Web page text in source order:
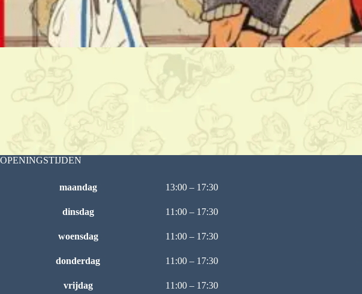
OPENINGSTIJDEN
maandag 13:00 – 17:30
dinsdag 11:00 – 17:30
woensdag 11:00 – 17:30
donderdag 11:00 – 17:30
vrijdag 11:00 – 17:30